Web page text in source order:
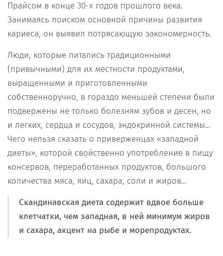
Прайсом в конце 30-х годов прошлого века.
Занимаясь поиском основной причины развития
кариеса, он выявил потрясающую закономерность.
Люди, которые питались традиционными
(привычными) для их местности продуктами,
выращенными и приготовленными
собственноручно, в гораздо меньшей степени были
подвержены не только болезням зубов и десен, но
и легких, сердца и сосудов, эндокринной системы…
Чего нельзя сказать о приверженцах «западной
диеты», которой свойственно употребление в пищу
консервов, переработанных продуктов, большого
количества мяса, яиц, сахара, соли и жиров…
Скандинавская диета содержит вдвое больше
клетчатки, чем западная, в ней минимум жиров
и сахара, акцент на рыбе и морепродуктах.